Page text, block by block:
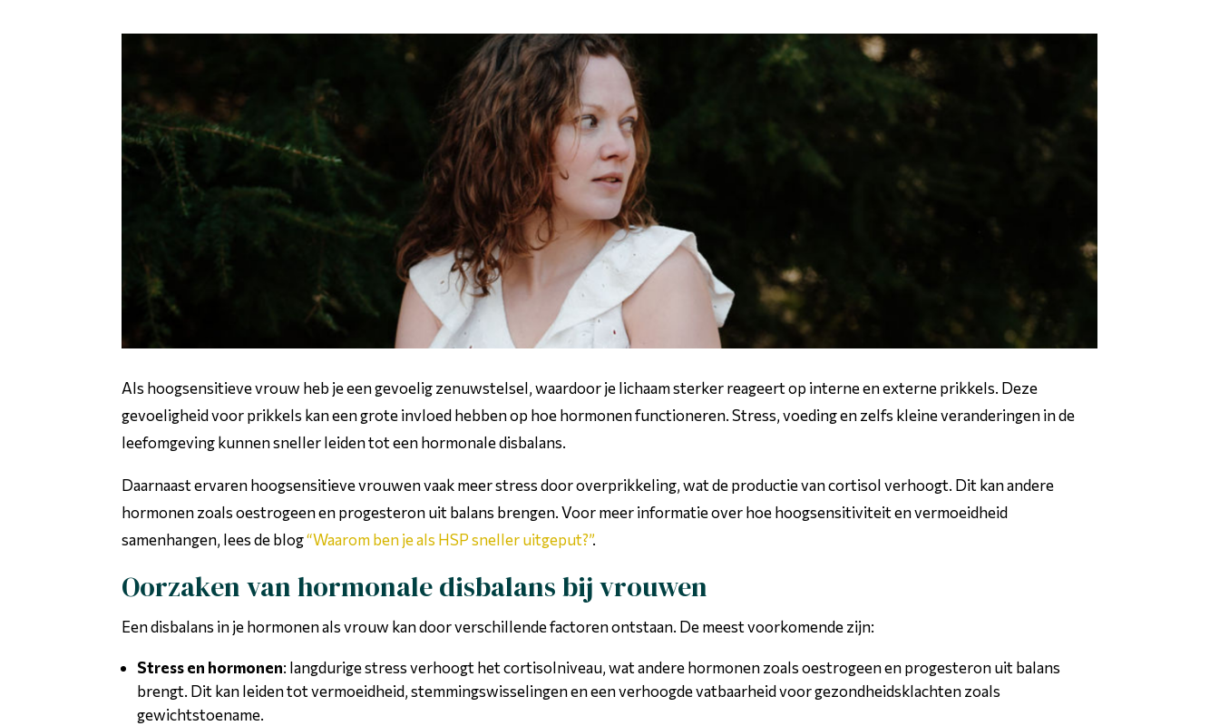
Als hoogsensitieve vrouw heb je een gevoelig zenuwstelsel, waardoor je lichaam sterker reageert op interne en externe prikkels. Deze
gevoeligheid voor prikkels kan een grote invloed hebben op hoe hormonen functioneren. Stress, voeding en zelfs kleine veranderingen in de
leefomgeving kunnen sneller leiden tot een hormonale disbalans.
Daarnaast ervaren hoogsensitieve vrouwen vaak meer stress door overprikkeling, wat de productie van cortisol verhoogt. Dit kan andere
hormonen zoals oestrogeen en progesteron uit balans brengen. Voor meer informatie over hoe hoogsensitiviteit en vermoeidheid
samenhangen, lees de blog“Waarom ben je als HSP sneller uitgeput?”.
Oorzaken van hormonale disbalans bij vrouwen
Een disbalans in je hormonen als vrouw kan door verschillende factoren ontstaan. De meest voorkomende zijn:
Stress en hormonen: langdurige stress verhoogt het cortisolniveau, wat andere hormonen zoals oestrogeen en progesteron uit balans
brengt. Dit kan leiden tot vermoeidheid, stemmingswisselingen en een verhoogde vatbaarheid voor gezondheidsklachten zoals
gewichtstoename.